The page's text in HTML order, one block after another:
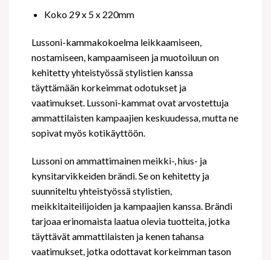
Koko 29 x 5 x 220mm
Lussoni-kammakokoelma leikkaamiseen,
nostamiseen, kampaamiseen ja muotoiluun on
kehitetty yhteistyössä stylistien kanssa
täyttämään korkeimmat odotukset ja
vaatimukset. Lussoni-kammat ovat arvostettuja
ammattilaisten kampaajien keskuudessa, mutta ne
sopivat myös kotikäyttöön.
Lussoni on ammattimainen meikki-, hius- ja
kynsitarvikkeiden brändi. Se on kehitetty ja
suunniteltu yhteistyössä stylistien,
meikkitaiteilijoiden ja kampaajien kanssa. Brändi
tarjoaa erinomaista laatua olevia tuotteita, jotka
täyttävät ammattilaisten ja kenen tahansa
vaatimukset, jotka odottavat korkeimman tason